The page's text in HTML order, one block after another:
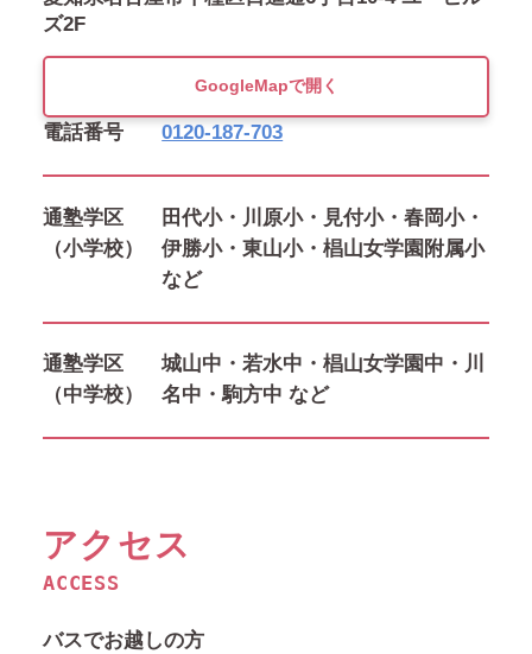
ズ2F
GoogleMapで開く
電話番号 0120-187-703
通塾学区
（小学校）
田代小・川原小・見付小・春岡小・
伊勝小・東山小・椙山女学園附属小
など
通塾学区
（中学校）
城山中・若水中・椙山女学園中・川
名中・駒方中 など
アクセス
ACCESS
バスでお越しの方